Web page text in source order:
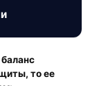
то ее